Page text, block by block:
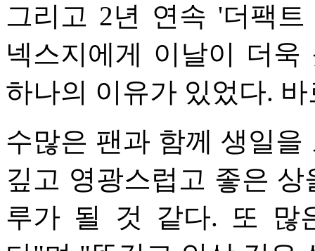
그리고 2년 연속 '더팩
넥스지에게 이날이 더
하나의 이유가 있었다.
수많은 팬과 함께 생일
깊고 영광스럽고 좋은
루가 될 것 같다. 또 많